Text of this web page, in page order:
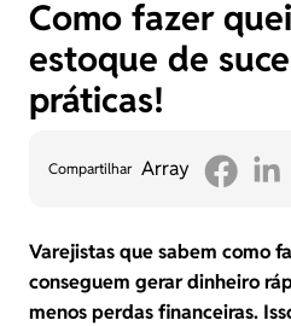
Como fazer
estoque de
práticas!
Compartilhar Array
Varejistas que sabem como
conseguem gerar dinheiro
menos perdas financeiras.